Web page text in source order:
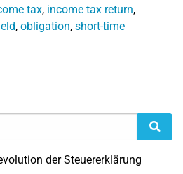
tax, income tax return,
, obligation, short-time
der Steuererklärung